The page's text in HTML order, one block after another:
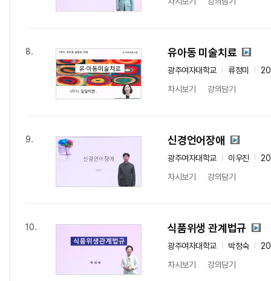
8. 유아동 미술치료
광주여자대학교 류정미
차시보기
강의담기
9. 신경언어장애
광주여자대학교 이우진
차시보기
강의담기
10. 식품위생 관계법규
광주여자대학교 박정숙
차시보기
강의담기